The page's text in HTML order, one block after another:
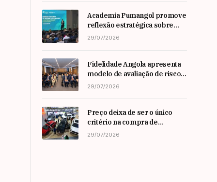
Academia Pumangol promove
reflexão estratégica sobre
liderança e inovação com
29/07/2026
Fidelidade Angola apresenta
modelo de avaliação de risco
em Workshop da ARSEG
29/07/2026
Preço deixa de ser o único
critério na compra de
automóveis em angola
29/07/2026